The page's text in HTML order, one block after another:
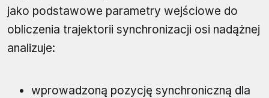
jako podstawowe parametry wejściowe do
obliczenia trajektorii synchronizacji osi nadążnej
analizuje:
wprowadzoną pozycję synchroniczną dla